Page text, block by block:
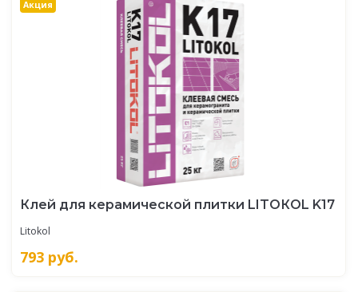
Акция
Клей для керамической плитки LITOКOL K17
Litokol
793 руб.